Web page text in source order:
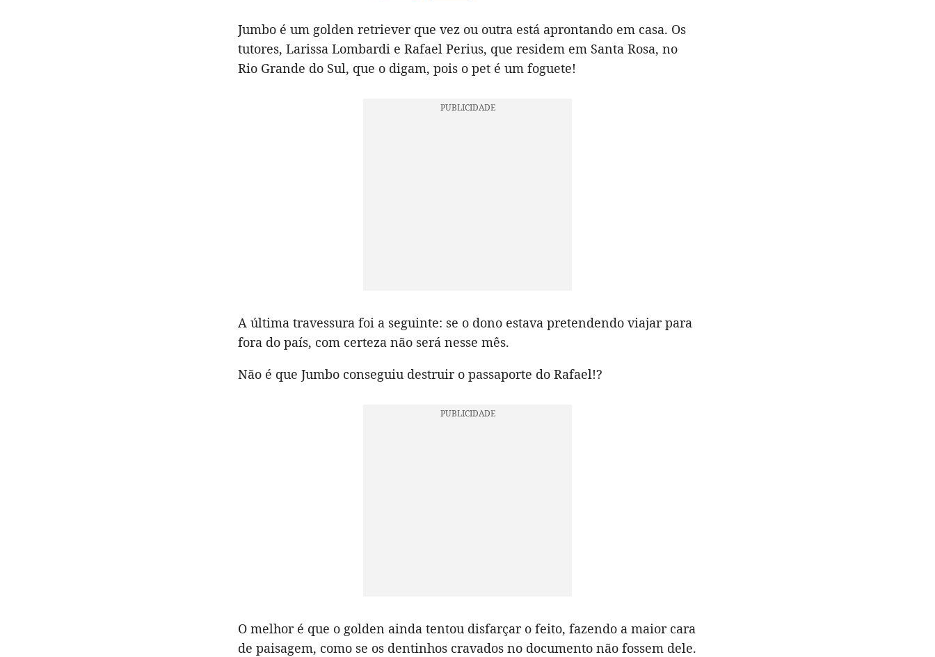
Jumbo é um golden retriever que vez ou outra está aprontando em casa. Os
tutores, Larissa Lombardi e Rafael Perius, que residem em Santa Rosa, no
Rio Grande do Sul, que o digam, pois o pet é um foguete!
A última travessura foi a seguinte: se o dono estava pretendendo viajar para
fora do país, com certeza não será nesse mês.
Não é que Jumbo conseguiu destruir o passaporte do Rafael!?
O melhor é que o golden ainda tentou disfarçar o feito, fazendo a maior cara
de paisagem, como se os dentinhos cravados no documento não fossem dele.